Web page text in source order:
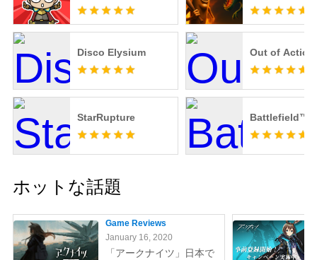
Disco Elysium Out of Action
StarRupture Battlefield™ 6
ホットな話題
Game Reviews
January 16, 2020
「アークナイツ」日本で